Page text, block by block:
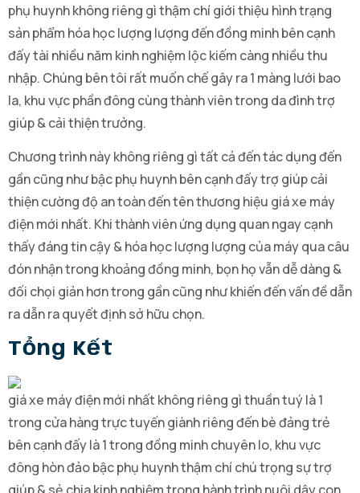
phụ huynh không riêng gì thậm chí giới thiệu hình trạng
sản phẩm hóa học lượng lượng đến đồng minh bên cạnh
đấy tài nhiều năm kinh nghiệm lộc kiếm càng nhiều thu
nhập. Chúng bên tôi rất muốn chế gây ra 1 màng lưới bao
la, khu vực phần đông cùng thành viên trong da đình trợ
giúp & cải thiện trưởng.
Chương trình này không riêng gì tất cả đến tác dụng đến
gần cũng như bậc phụ huynh bên cạnh đấy trợ giúp cải
thiện cường độ an toàn đến tên thương hiệu giá xe máy
điện mới nhất. Khi thành viên ứng dụng quan ngay cạnh
thấy đáng tin cậy & hóa học lượng lượng của máy qua câu
đón nhận trong khoảng đồng minh, bọn họ vẫn dễ dàng &
đối chọi giản hơn trong gần cũng như khiến đến vấn đề dẫn
ra dẫn ra quyết định sở hữu chọn.
Tổng Kết
giá xe máy điện mới nhất không riêng gì thuần tuý là 1
trong cửa hàng trực tuyến giành riêng đến bè đảng trẻ
bên cạnh đấy là 1 trong đồng minh chuyên lo, khu vực
đông hòn đảo bậc phụ huynh thậm chí chú trọng sự trợ